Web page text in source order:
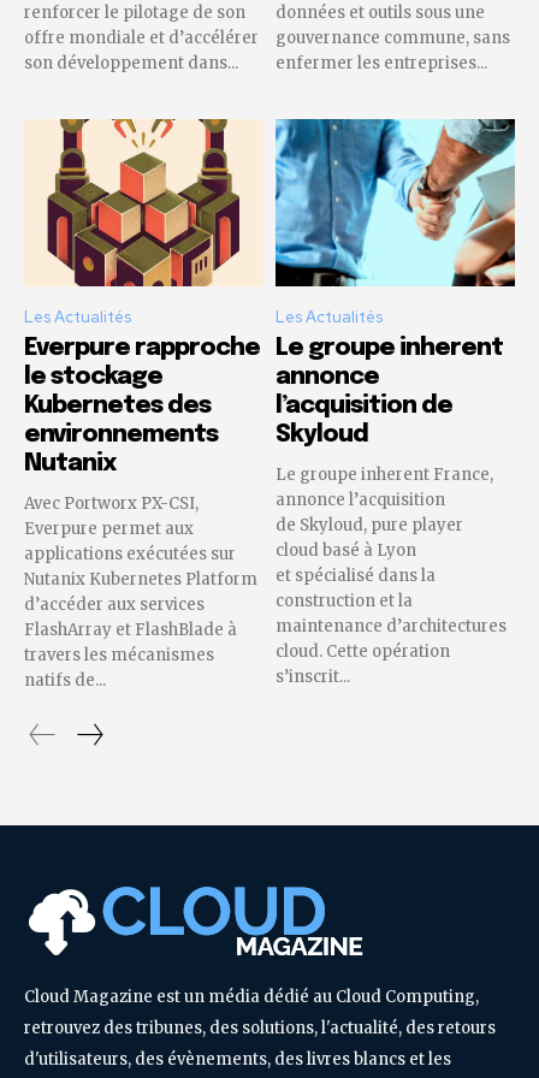
renforcer le pilotage de son
offre mondiale et d’accélérer
son développement dans...
données et outils sous une
gouvernance commune, sans
enfermer les entreprises...
Les Actualités
Everpure rapproche
le stockage
Kubernetes des
environnements
Nutanix
Avec Portworx PX-CSI,
Everpure permet aux
applications exécutées sur
Nutanix Kubernetes Platform
d’accéder aux services
FlashArray et FlashBlade à
travers les mécanismes
natifs de...
Les Actualités
Le groupe inherent
annonce
l’acquisition de
Skyloud
Le groupe inherent France,
annonce l’acquisition
de Skyloud, pure player
cloud basé à Lyon
et spécialisé dans la
construction et la
maintenance d’architectures
cloud. Cette opération
s’inscrit...
Cloud Magazine est un média dédié au Cloud Computing,
retrouvez des tribunes, des solutions, l'actualité, des retours
d'utilisateurs, des évènements, des livres blancs et les